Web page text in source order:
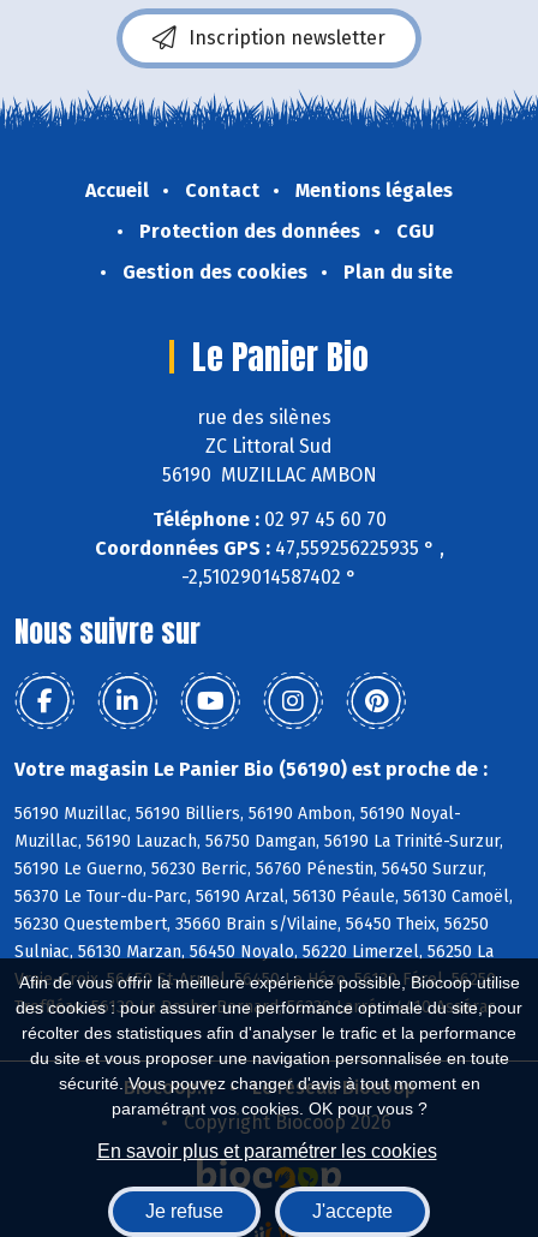
Afin de vous offrir la meilleure expérience possible, Biocoop utilise
des cookies : pour assurer une performance optimale du site, pour
récolter des statistiques afin d'analyser le trafic et la performance
du site et vous proposer une navigation personnalisée en toute
sécurité. Vous pouvez changer d'avis à tout moment en
paramétrant vos cookies. OK pour vous ?
En savoir plus et paramétrer les cookies
Je refuse J'accepte
Inscription newsletter
Accueil Contact
Mentions légales
Protection des données
CGU
Gestion des cookies
Plan du site
Le Panier Bio
rue des silènes
ZC Littoral Sud
56190 MUZILLAC AMBON
Téléphone :02 97 45 60 70
Coordonnées GPS :47,559256225935 ° ,
-2,51029014587402 °
Nous suivre sur
Votre magasin Le Panier Bio (56190) est proche de :
56190 Muzillac, 56190 Billiers, 56190 Ambon, 56190 Noyal-
Muzillac, 56190 Lauzach, 56750 Damgan, 56190 La Trinité-Surzur,
56190 Le Guerno, 56230 Berric, 56760 Pénestin, 56450 Surzur,
56370 Le Tour-du-Parc, 56190 Arzal, 56130 Péaule, 56130 Camoël,
56230 Questembert, 35660 Brain s/Vilaine, 56450 Theix, 56250
Sulniac, 56130 Marzan, 56450 Noyalo, 56220 Limerzel, 56250 La
Vraie-Croix, 56450 St-Armel, 56450 Le Hézo, 56130 Férel, 56250
Treffléan, 56130 La Roche-Bernard, 56230 Larré, 44410 Assérac
Biocoop.fr
Le réseau Biocoop
Copyright Biocoop 2026